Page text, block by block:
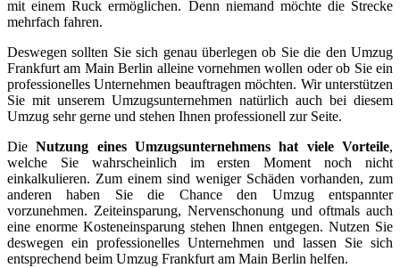
mit einem Ruck ermöglichen. Denn niemand möchte die Strecke
mehrfach fahren.
Deswegen sollten Sie sich genau überlegen ob Sie die den Umzug
Frankfurt am Main Berlin alleine vornehmen wollen oder ob Sie ein
professionelles Unternehmen beauftragen möchten. Wir unterstützen
Sie mit unserem Umzugsunternehmen natürlich auch bei diesem
Umzug sehr gerne und stehen Ihnen professionell zur Seite.
DieNutzung eines Umzugsunternehmens hat viele Vorteile,
welche Sie wahrscheinlich im ersten Moment noch nicht
einkalkulieren. Zum einem sind weniger Schäden vorhanden, zum
anderen haben Sie die Chance den Umzug entspannter
vorzunehmen. Zeiteinsparung, Nervenschonung und oftmals auch
eine enorme Kosteneinsparung stehen Ihnen entgegen. Nutzen Sie
deswegen ein professionelles Unternehmen und lassen Sie sich
entsprechend beim Umzug Frankfurt am Main Berlin helfen.